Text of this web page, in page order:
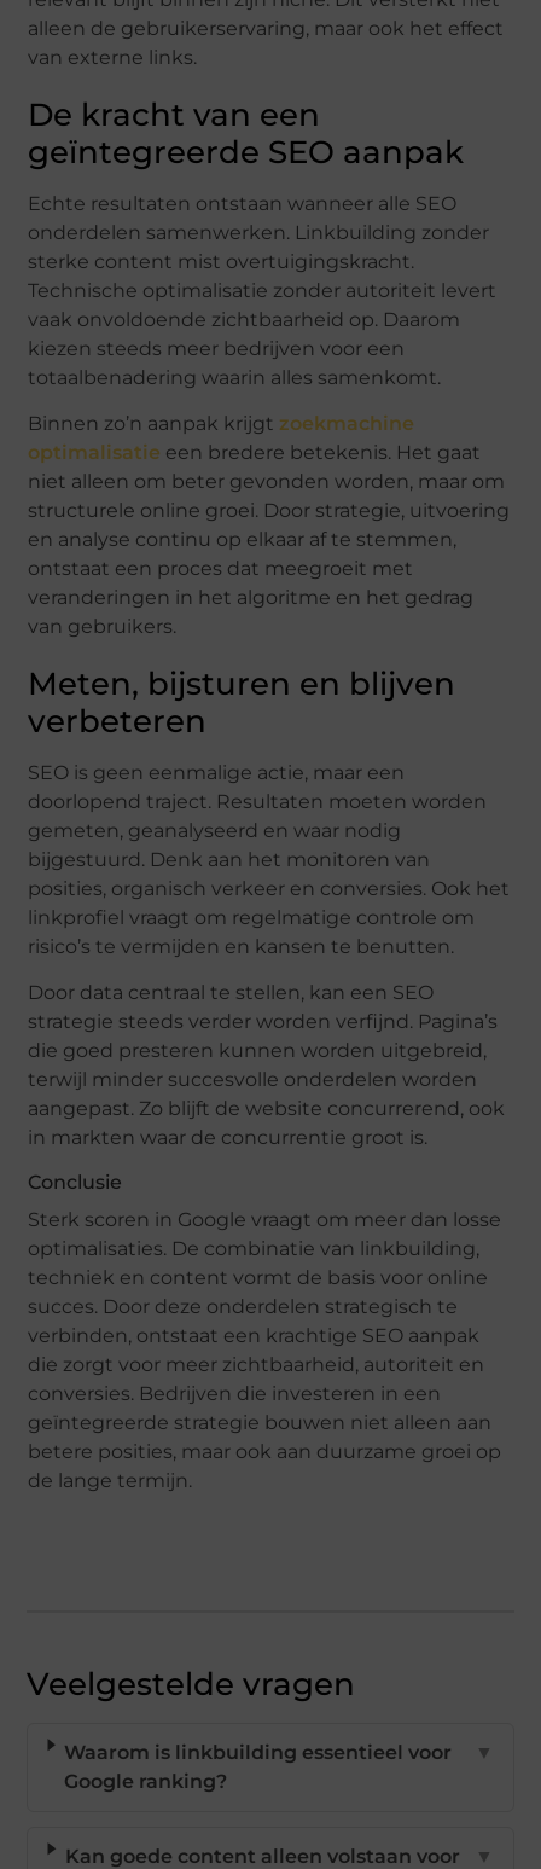
alleen de gebruikerservaring, maar ook het effect
van externe links.
De kracht van een
geïntegreerde SEO aanpak
Echte resultaten ontstaan wanneer alle SEO
onderdelen samenwerken. Linkbuilding zonder
sterke content mist overtuigingskracht.
Technische optimalisatie zonder autoriteit levert
vaak onvoldoende zichtbaarheid op. Daarom
kiezen steeds meer bedrijven voor een
totaalbenadering waarin alles samenkomt.
Binnen zo’n aanpak krijgt zoekmachine
optimalisatie een bredere betekenis. Het gaat
niet alleen om beter gevonden worden, maar om
structurele online groei. Door strategie, uitvoering
en analyse continu op elkaar af te stemmen,
ontstaat een proces dat meegroeit met
veranderingen in het algoritme en het gedrag
van gebruikers.
Meten, bijsturen en blijven
verbeteren
SEO is geen eenmalige actie, maar een
doorlopend traject. Resultaten moeten worden
gemeten, geanalyseerd en waar nodig
bijgestuurd. Denk aan het monitoren van
posities, organisch verkeer en conversies. Ook het
linkprofiel vraagt om regelmatige controle om
risico’s te vermijden en kansen te benutten.
Door data centraal te stellen, kan een SEO
strategie steeds verder worden verfijnd. Pagina’s
die goed presteren kunnen worden uitgebreid,
terwijl minder succesvolle onderdelen worden
aangepast. Zo blijft de website concurrerend, ook
in markten waar de concurrentie groot is.
Conclusie
Sterk scoren in Google vraagt om meer dan losse
optimalisaties. De combinatie van linkbuilding,
techniek en content vormt de basis voor online
succes. Door deze onderdelen strategisch te
verbinden, ontstaat een krachtige SEO aanpak
die zorgt voor meer zichtbaarheid, autoriteit en
conversies. Bedrijven die investeren in een
geïntegreerde strategie bouwen niet alleen aan
betere posities, maar ook aan duurzame groei op
de lange termijn.
Veelgestelde vragen
Waarom is linkbuilding essentieel voor
Google ranking?
▼
Kan goede content alleen volstaan voor
▼